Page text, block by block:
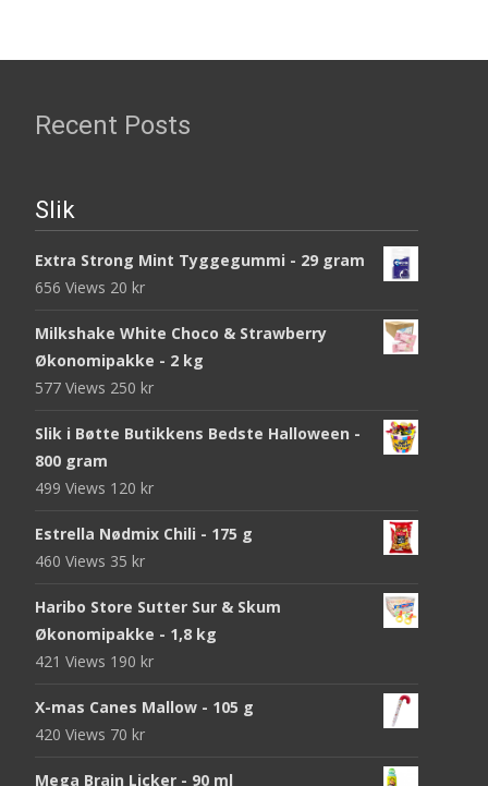
Recent Posts
Slik
Extra Strong Mint Tyggegummi - 29 gram
656 Views 20 kr
Milkshake White Choco & Strawberry
Økonomipakke - 2 kg
577 Views 250 kr
Slik i Bøtte Butikkens Bedste Halloween -
800 gram
499 Views 120 kr
Estrella Nødmix Chili - 175 g
460 Views 35 kr
Haribo Store Sutter Sur & Skum
Økonomipakke - 1,8 kg
421 Views 190 kr
X-mas Canes Mallow - 105 g
420 Views 70 kr
Mega Brain Licker - 90 ml